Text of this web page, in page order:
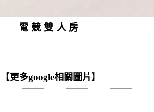
電競雙人房
【 更多google相關圖片 】